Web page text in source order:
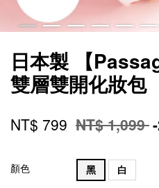
日本製 【
雙層雙開化妝包
NT$ 799 NT$ 1,099
顏色 黑 白